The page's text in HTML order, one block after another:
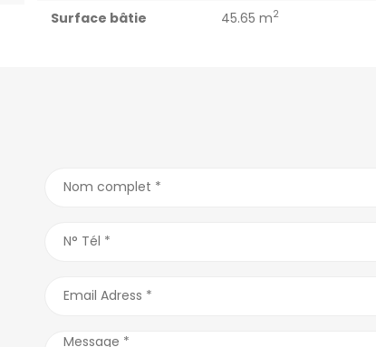
Surface bâtie
45.65 m2